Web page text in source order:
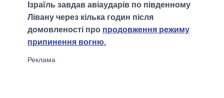
Ізраїль завдав авіаударів по південному
Лівану через кілька годин після
домовленості про продовження режиму
припинення вогню.